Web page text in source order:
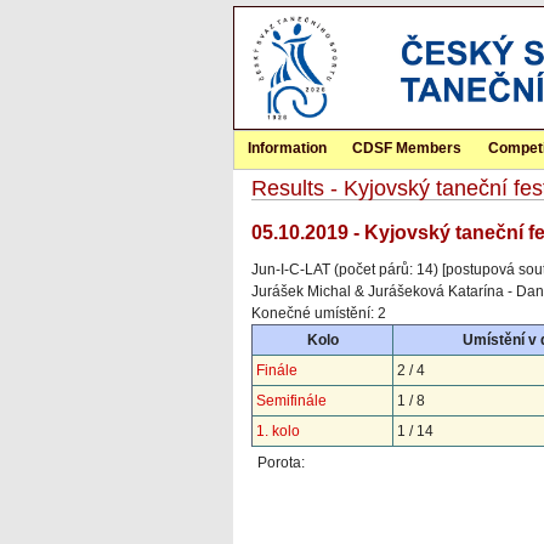
Information CDSF Members
Results - Kyjovský taneční
05.10.2019 - Kyjovský taneční
Jun-I-C-LAT (počet párů: 14) [postupová
Jurášek Michal & Jurášeková Katarína -
Konečné umístění: 2
Kolo
Umístění v
Finále
2 / 4
Semifinále
1 / 8
1. kolo
1 / 14
Porota: